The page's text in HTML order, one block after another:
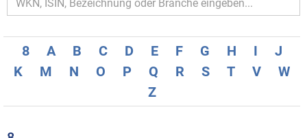
8 A B C D E F G H I
J
K
M N O P Q R S T V
W
Z